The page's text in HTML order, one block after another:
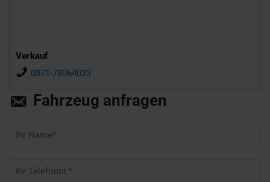
Verkauf
0871-78064023
Fahrzeug anfragen